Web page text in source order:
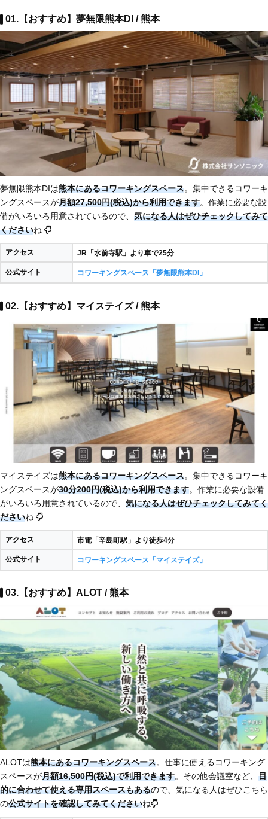
01.【おすすめ】夢無限熊本DI / 熊本
夢無限熊本DIは熊本にあるコワーキングスペース。集中できるコワーキ
ングスペースが月額27,500円(税込)から利用できます。作業に必要な設
備がいろいろ用意されているので、 気になる人はぜひチェックしてみて
くださいね
アクセス JR「水前寺駅」より車で25分
公式サイト コワーキングスペース「夢無限熊本DI」
02.【おすすめ】マイステイズ / 熊本
マイステイズは熊本にあるコワーキングスペース。集中できるコワーキ
ングスペースが30分200円(税込)から利用できます。作業に必要な設備
がいろいろ用意されているので、 気になる人はぜひチェックしてみてく
ださいね
アクセス 市電「辛島町駅」より徒歩4分
公式サイト コワーキングスペース「マイステイズ」
03.【おすすめ】ALOT / 熊本
ALOTは熊本にあるコワーキングスペース。仕事に使えるコワーキング
スペースが月額16,500円(税込)で利用できます。その他会議室など、 目
的に合わせて使える専用スペースもあるので、気になる人はぜひこちら
の公式サイトを確認してみてくださいね